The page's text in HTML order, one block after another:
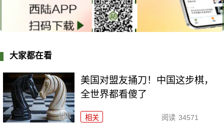
大家都在看
美国对盟友捅刀！中国这步棋，
全世界都看傻了
相关 阅读 34571